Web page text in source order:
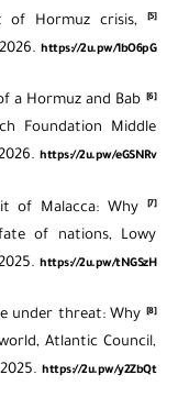
of Hormuz crisis,
2026.https://2u.pw/1bO6pG
of a Hormuz and Bab
Foundation Middle
2026.https://2u.pw/eGSNRv
of Malacca: Why
of nations, Lowy
2025.https://2u.pw/tNGSzH
under threat: Why
Atlantic Council,
2025.https://2u.pw/y2ZbQt